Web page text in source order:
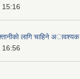
15:16
लागि चाहिने
16:56